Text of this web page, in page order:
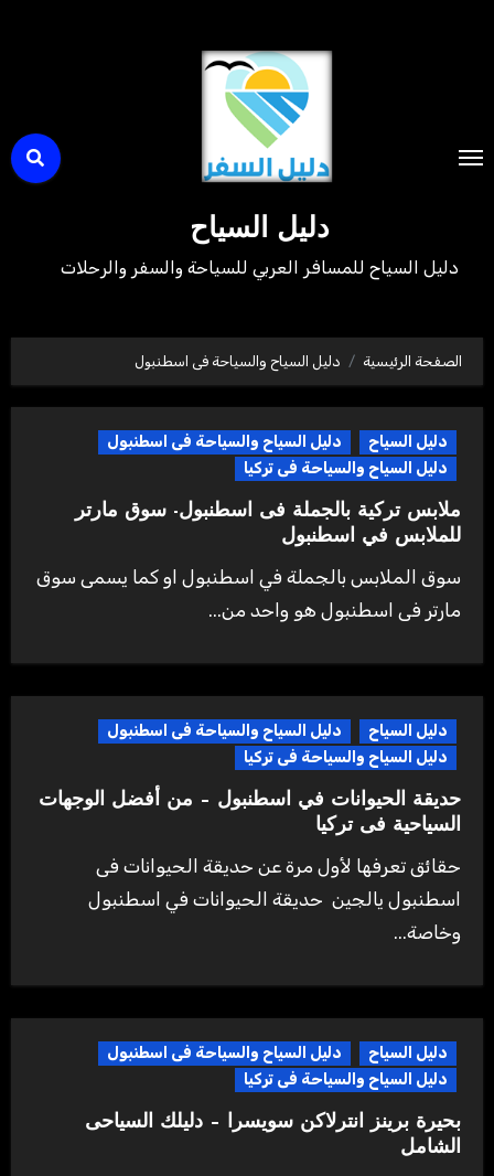
دليل السياح
دليل السياح للمسافر العربي للسياحة والسفر والرحلات
الصفحة الرئيسية دليل السياح والسياحة فى اسطنبول
دليل السياح
دليل السياح والسياحة فى اسطنبول
دليل السياح والسياحة فى تركيا
ملابس تركية بالجملة فى اسطنبول- سوق مارتر
للملابس في اسطنبول
سوق الملابس بالجملة في اسطنبول او كما يسمى سوق
مارتر فى اسطنبول هو واحد من...
دليل السياح
دليل السياح والسياحة فى اسطنبول
دليل السياح والسياحة فى تركيا
حديقة الحيوانات في اسطنبول – من أفضل الوجهات
السياحية فى تركيا
حقائق تعرفها لأول مرة عن حديقة الحيوانات فى
اسطنبول يالجين حديقة الحيوانات في اسطنبول
وخاصة...
دليل السياح
دليل السياح والسياحة فى اسطنبول
دليل السياح والسياحة فى تركيا
بحيرة برينز انترلاكن سويسرا – دليلك السياحى
الشامل